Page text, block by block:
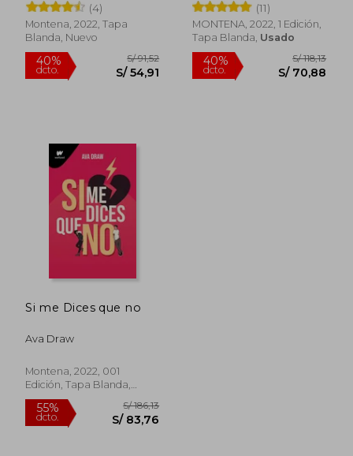
(4)
Montena, 2022, Tapa
Blanda, Nuevo
40%
S/ 54,91
(11)
MONTENA, 2022, 1 Edición,
Tapa Blanda, Usado
Si me Dices que no
Ava Draw
Montena, 2022, 001
Edición, Tapa Blanda,
Nuevo